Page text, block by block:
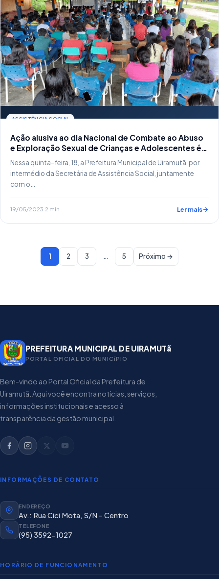
ASSISTÊNCIA SOCIAL
Ação alusiva ao dia Nacional de Combate ao Abuso
e Exploração Sexual de Crianças e Adolescentes é
realizado na comunidade Água Fria
Nessa quinta-feira, 18, a Prefeitura Municipal de Uiramutã, por
intermédio da Secretária de Assistência Social, juntamente
com o…
19/05/2023·2 min Ler mais
1 2 3 … 5 Próximo →
PREFEITURA MUNICIPAL DE UIRAMUTã
PORTAL OFICIAL DO MUNICíPIO
Bem-vindo ao Portal Oficial da Prefeitura de
Uiramutã. Aqui você encontra notícias, serviços,
informações institucionais e acesso à
transparência da gestão municipal.
INFORMAÇÕES DE CONTATO
ENDEREÇO
Av.: Rua Cici Mota, S/N - Centro
TELEFONE
(95) 3592-1027
HORÁRIO DE FUNCIONAMENTO